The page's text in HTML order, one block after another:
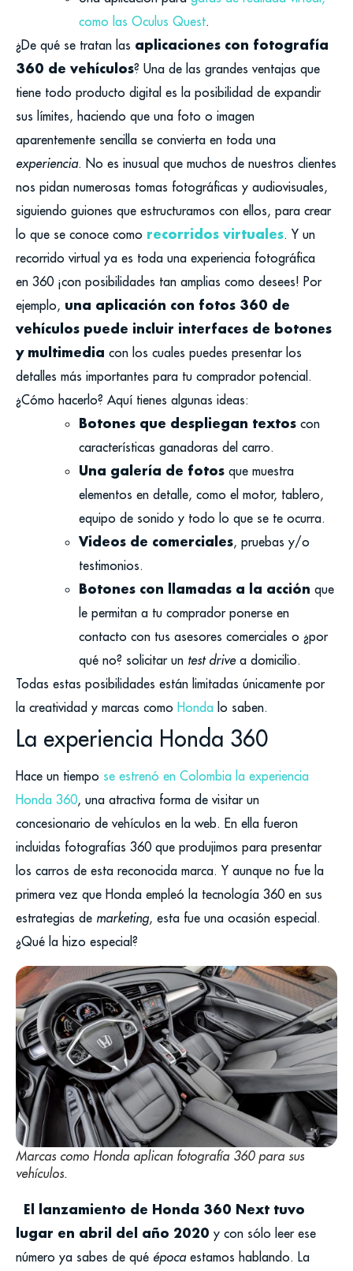
como las Oculus Quest.
¿De qué se tratan las aplicaciones con fotografía
360 de vehículos? Una de las grandes ventajas que
tiene todo producto digital es la posibilidad de expandir
sus límites, haciendo que una foto o imagen
aparentemente sencilla se convierta en toda una
experiencia. No es inusual que muchos de nuestros clientes
nos pidan numerosas tomas fotográficas y audiovisuales,
siguiendo guiones que estructuramos con ellos, para crear
lo que se conoce como recorridos virtuales. Y un
recorrido virtual ya es toda una experiencia fotográfica
en 360 ¡con posibilidades tan amplias como desees! Por
ejemplo, una aplicación con fotos 360 de
vehículos puede incluir interfaces de botones
y multimedia con los cuales puedes presentar los
detalles más importantes para tu comprador potencial.
¿Cómo hacerlo? Aquí tienes algunas ideas:
Botones que despliegan textos con
características ganadoras del carro.
Una galería de fotos que muestra
elementos en detalle, como el motor, tablero,
equipo de sonido y todo lo que se te ocurra.
Videos de comerciales, pruebas y/o
testimonios.
Botones con llamadas a la acción que
le permitan a tu comprador ponerse en
contacto con tus asesores comerciales o ¿por
qué no? solicitar un test drivea domicilio.
Todas estas posibilidades están limitadas únicamente por
la creatividad y marcas como Honda lo saben.
La experiencia Honda 360
Hace un tiempo se estrenó en Colombia la experiencia
Honda 360, una atractiva forma de visitar un
concesionario de vehículos en la web. En ella fueron
incluidas fotografías 360 que produjimos para presentar
los carros de esta reconocida marca. Y aunque no fue la
primera vez que Honda empleó la tecnología 360 en sus
estrategias de marketing, esta fue una ocasión especial.
¿Qué la hizo especial?
Marcas como Honda aplican fotografía 360 para sus
vehículos.
El lanzamiento de Honda 360 Next tuvo
lugar en abril del año 2020 y con sólo leer ese
número ya sabes de qué épocaestamos hablando. La